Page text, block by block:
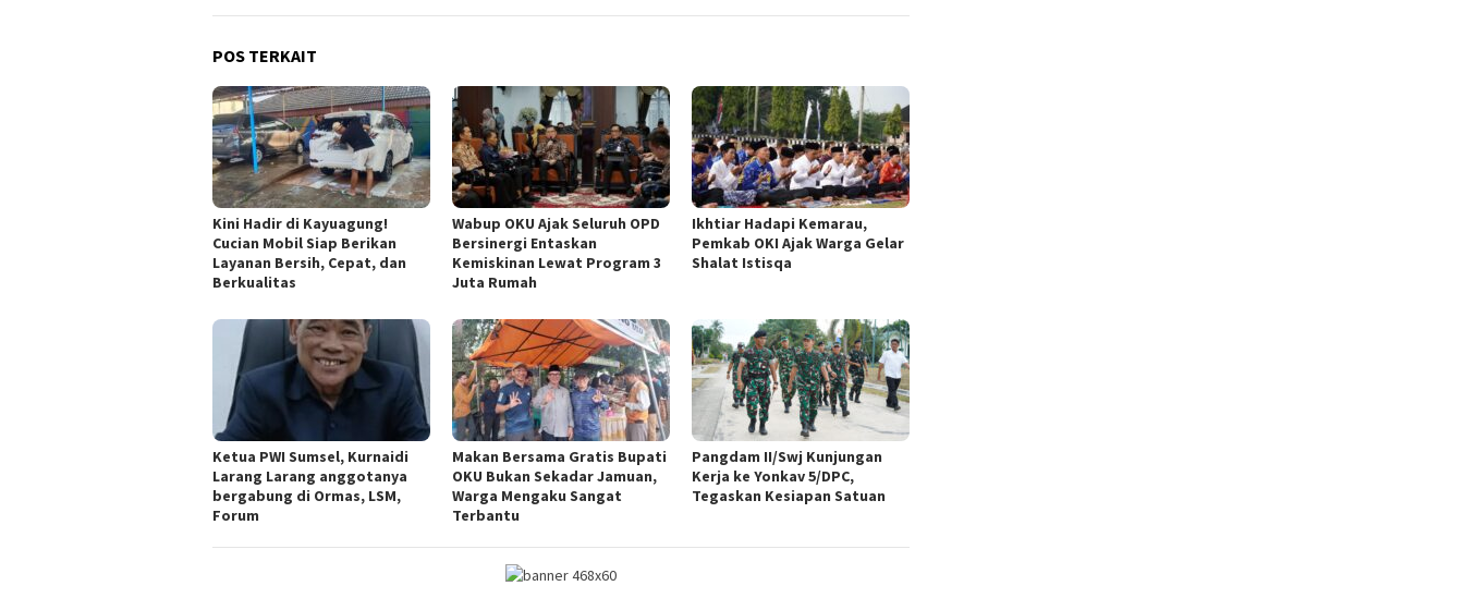
POS TERKAIT
Kini Hadir di Kayuagung!
Cucian Mobil Siap Berikan
Layanan Bersih, Cepat, dan
Berkualitas
Wabup OKU Ajak Seluruh OPD
Bersinergi Entaskan
Kemiskinan Lewat Program 3
Juta Rumah
Ikhtiar Hadapi Kemarau,
Pemkab OKI Ajak Warga Gelar
Shalat Istisqa
Ketua PWI Sumsel, Kurnaidi
Larang Larang anggotanya
bergabung di Ormas, LSM,
Forum
Makan Bersama Gratis Bupati
OKU Bukan Sekadar Jamuan,
Warga Mengaku Sangat
Terbantu
Pangdam II/Swj Kunjungan
Kerja ke Yonkav 5/DPC,
Tegaskan Kesiapan Satuan